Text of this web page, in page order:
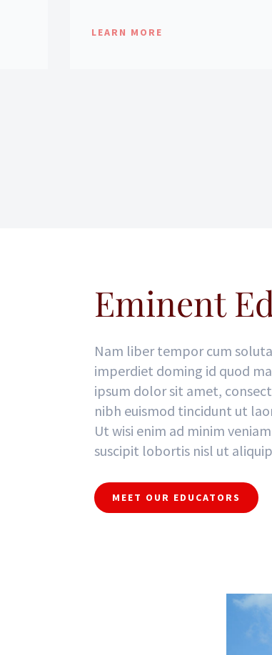
LEARN MORE
Eminent
Nam liber tempor cum
imperdiet doming id quod
ipsum dolor sit amet,
nibh euismod tincidunt ut
Ut wisi enim ad minim
suscipit lobortis nisl ut
MEET OUR EDUCATORS